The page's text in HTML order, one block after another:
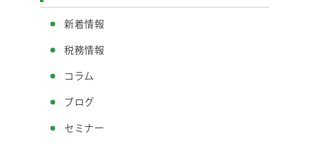
新着情報
税務情報
コラム
ブログ
セミナー